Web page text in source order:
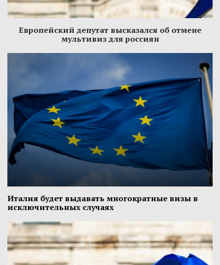
Европейский депутат высказался об отмене
мультивиз для россиян
Италия будет выдавать многократные визы в
исключительных случаях